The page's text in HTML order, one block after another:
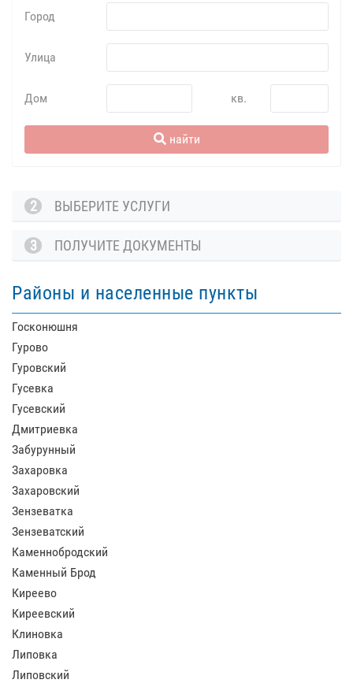
Город
Улица
Дом кв.
найти
2 ВЫБЕРИТЕ УСЛУГИ
3 ПОЛУЧИТЕ ДОКУМЕНТЫ
Районы и населенные пункты
Госконюшня
Гурово
Гуровский
Гусевка
Гусевский
Дмитриевка
Забурунный
Захаровка
Захаровский
Зензеватка
Зензеватский
Каменнобродский
Каменный Брод
Киреево
Киреевский
Клиновка
Липовка
Липовский